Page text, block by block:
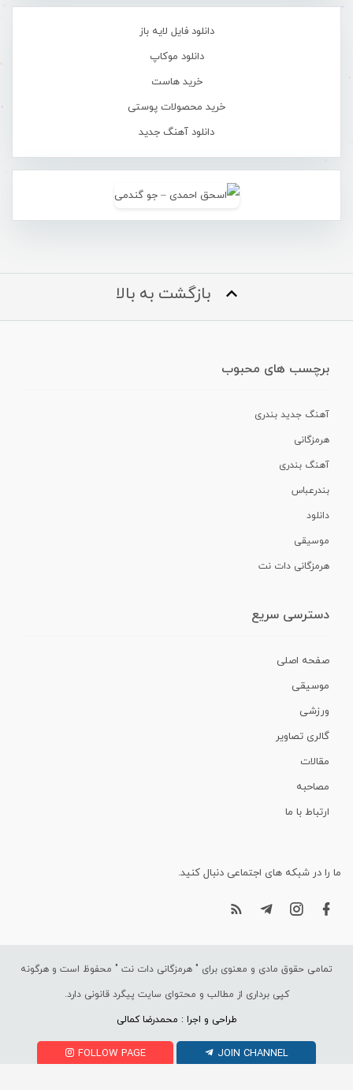
دانلود فایل لایه باز
دانلود موکاپ
خرید هاست
خرید محصولات پوستی
دانلود آهنگ جدید
بازگشت به بالا
برچسب های محبوب
آهنگ جدید بندری
هرمزگانی
آهنگ بندری
بندرعباس
دانلود
موسیقی
هرمزگانی دات نت
دسترسی سریع
صفحه اصلی
موسیقی
ورزشی
گالری تصاویر
مقالات
مصاحبه
ارتباط با ما
ما را در شبکه های اجتماعی دنبال کنید.
تمامی حقوق مادی و معنوی برای " هرمزگانی دات نت " محفوظ است و هرگونه
کپی برداری از مطالب و محتوای سایت پیگرد قانونی دارد.
طراحی و اجرا : محمدرضا کمالی
FOLLOW PAGE JOIN CHANNEL